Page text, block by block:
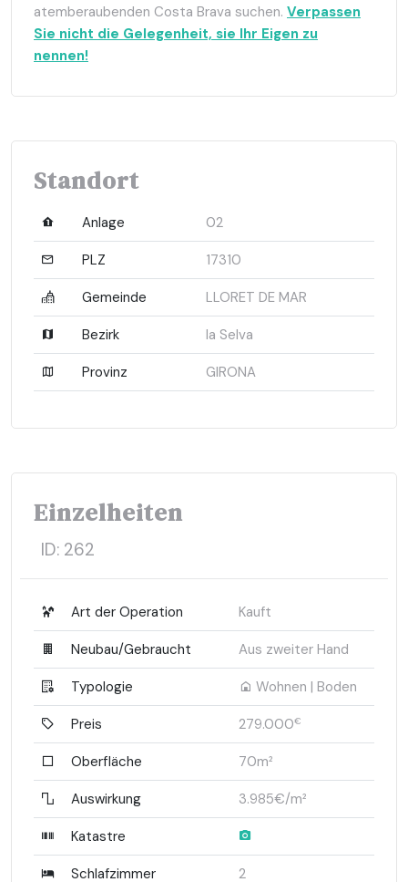
atemberaubenden Costa Brava suchen. Verpassen
Sie nicht die Gelegenheit, sie Ihr Eigen zu
nennen!
Standort
Anlage 02
PLZ 17310
Gemeinde LLORET DE MAR
Bezirk la Selva
Provinz GIRONA
Einzelheiten
ID: 262
Art der Operation Kauft
Neubau/Gebraucht Aus zweiter Hand
Typologie Wohnen | Boden
Preis 279.000€
Oberfläche 70m²
Auswirkung 3.985€/m²
Katastre
Schlafzimmer 2